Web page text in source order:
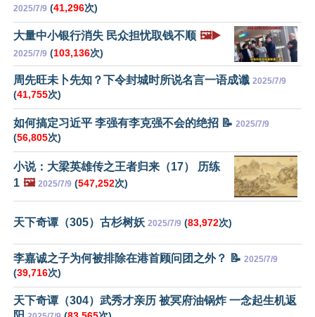
2025/7/9 (41,296次)
大量中小银行消失 民众担忧取钱不顺 🖼️▶️
2025/7/9 (103,136次)
周先旺未卜先知？下令封城时所说名言一语成谶 2025/7/9
(41,755次)
如何搞定习近平 李强有李克强不会的绝招 📝 2025/7/9
(56,805次)
小说：大梁英雄传之王者归来（17） 历练
1 🖼️ 2025/7/9 (547,252次)
天下奇谭（305）古杉树妖 2025/7/9 (83,972次)
李嘉诚之子为何被排除在港首顾问团之外？ 📝 2025/7/9
(39,716次)
天下奇谭（304）武秀才亲历 被冥府油锅炸 一念起生机返